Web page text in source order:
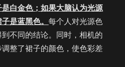
白金色；如果大脑认为光源
是蓝黑色。每个人对光源色
不同的结论。同时，相机的
整了裙子的颜色，使色彩差